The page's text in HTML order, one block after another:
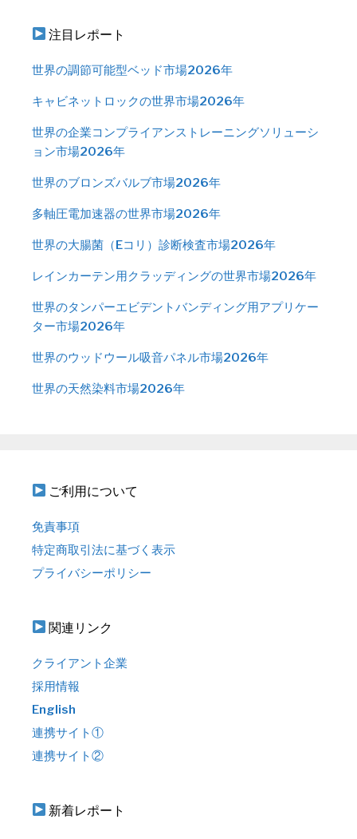
注目レポート
世界の調節可能型ベッド市場2026年
キャビネットロックの世界市場2026年
世界の企業コンプライアンストレーニングソリューシ
ョン市場2026年
世界のブロンズバルブ市場2026年
多軸圧電加速器の世界市場2026年
世界の大腸菌（Eコリ）診断検査市場2026年
レインカーテン用クラッディングの世界市場2026年
世界のタンパーエビデントバンディング用アプリケー
ター市場2026年
世界のウッドウール吸音パネル市場2026年
世界の天然染料市場2026年
ご利用について
免責事項
特定商取引法に基づく表示
プライバシーポリシー
関連リンク
クライアント企業
採用情報
English
連携サイト①
連携サイト②
新着レポート